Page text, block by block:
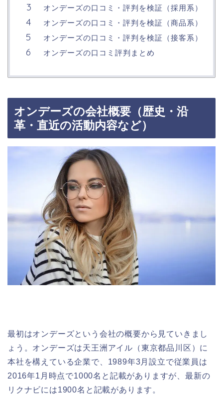
オンデーズの口コミ・評判を検証（採用系）
オンデーズの口コミ・評判を検証（商品系）
オンデーズの口コミ・評判を検証（接客系）
オンデーズの口コミ評判まとめ
オンデーズの会社概要（歴史・沿
革・直近の活動内容など）
最初はオンデーズという会社の概要から見ていきまし
ょう。オンデーズは天王洲アイル（東京都品川区）に
本社を構えている企業で、1989年3月設立で従業員は
2016年1月時点で1000名と記載がありますが、最新の
リクナビには1900名と記載があります。